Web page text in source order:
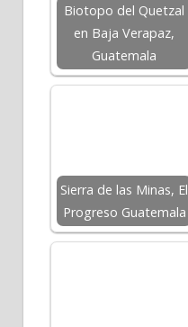
Biotopo del Quetzal
en Baja Verapaz,
Guatemala
Sierra de las Minas, El
Progreso Guatemala